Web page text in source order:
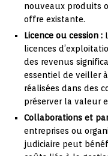
nouveaux produits
offre existante.
Licence ou cession :
licences
des revenus
essentiel de veiller
réalisées dans des
préserver la valeur
Collaborations et
entreprises ou
judiciaire peut